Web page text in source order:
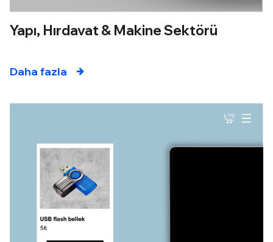
Yapı, Hırdavat & Makine Sektörü
Daha fazla